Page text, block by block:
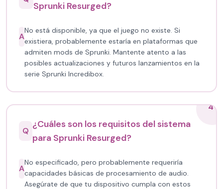
Sprunki Resurged?
A
No está disponible, ya que el juego no existe. Si
existiera, probablemente estaría en plataformas que
admiten mods de Sprunki. Mantente atento a las
posibles actualizaciones y futuros lanzamientos en la
serie Sprunki Incredibox.
4
Q
¿Cuáles son los requisitos del sistema
para Sprunki Resurged?
A
No especificado, pero probablemente requeriría
capacidades básicas de procesamiento de audio.
Asegúrate de que tu dispositivo cumpla con estos